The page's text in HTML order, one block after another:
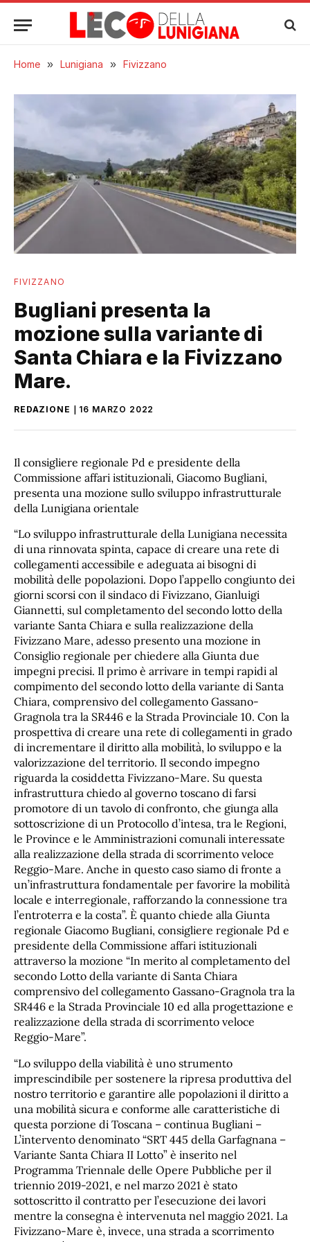
Home » Lunigiana » Fivizzano
FIVIZZANO
Bugliani presenta la
mozione sulla variante di
Santa Chiara e la Fivizzano
Mare.
REDAZIONE 16 MARZO 2022
Il consigliere regionale Pd e presidente della
Commissione affari istituzionali, Giacomo Bugliani,
presenta una mozione sullo sviluppo infrastrutturale
della Lunigiana orientale
“Lo sviluppo infrastrutturale della Lunigiana necessita
di una rinnovata spinta, capace di creare una rete di
collegamenti accessibile e adeguata ai bisogni di
mobilità delle popolazioni. Dopo l’appello congiunto dei
giorni scorsi con il sindaco di Fivizzano, Gianluigi
Giannetti, sul completamento del secondo lotto della
variante Santa Chiara e sulla realizzazione della
Fivizzano Mare, adesso presento una mozione in
Consiglio regionale per chiedere alla Giunta due
impegni precisi. Il primo è arrivare in tempi rapidi al
compimento del secondo lotto della variante di Santa
Chiara, comprensivo del collegamento Gassano-
Gragnola tra la SR446 e la Strada Provinciale 10. Con la
prospettiva di creare una rete di collegamenti in grado
di incrementare il diritto alla mobilità, lo sviluppo e la
valorizzazione del territorio. Il secondo impegno
riguarda la cosiddetta Fivizzano-Mare. Su questa
infrastruttura chiedo al governo toscano di farsi
promotore di un tavolo di confronto, che giunga alla
sottoscrizione di un Protocollo d’intesa, tra le Regioni,
le Province e le Amministrazioni comunali interessate
alla realizzazione della strada di scorrimento veloce
Reggio-Mare. Anche in questo caso siamo di fronte a
un’infrastruttura fondamentale per favorire la mobilità
locale e interregionale, rafforzando la connessione tra
l’entroterra e la costa”. È quanto chiede alla Giunta
regionale Giacomo Bugliani, consigliere regionale Pd e
presidente della Commissione affari istituzionali
attraverso la mozione “In merito al completamento del
secondo Lotto della variante di Santa Chiara
comprensivo del collegamento Gassano-Gragnola tra la
SR446 e la Strada Provinciale 10 ed alla progettazione e
realizzazione della strada di scorrimento veloce
Reggio-Mare”.
“Lo sviluppo della viabilità è uno strumento
imprescindibile per sostenere la ripresa produttiva del
nostro territorio e garantire alle popolazioni il diritto a
una mobilità sicura e conforme alle caratteristiche di
questa porzione di Toscana – continua Bugliani –
L’intervento denominato “SRT 445 della Garfagnana –
Variante Santa Chiara II Lotto” è inserito nel
Programma Triennale delle Opere Pubbliche per il
triennio 2019-2021, e nel marzo 2021 è stato
sottoscritto il contratto per l’esecuzione dei lavori
mentre la consegna è intervenuta nel maggio 2021. La
Fivizzano-Mare è, invece, una strada a scorrimento